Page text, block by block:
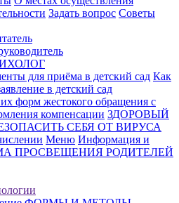
Задать вопрос Советы
для приёма в детский сад Как
в детский сад
форм жестокого обращения с
компенсации ЗДОРОВЫЙ
СЕБЯ ОТ ВИРУСА
Меню Информация и
ПРОСВЕЩЕНИЯ РОДИТЕЛЕЙ